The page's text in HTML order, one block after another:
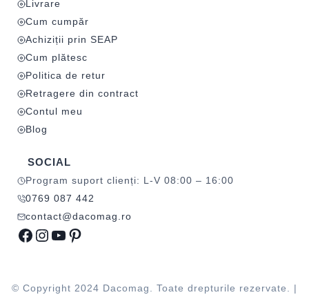
Livrare
Cum cumpăr
Achiziții prin SEAP
Cum plătesc
Politica de retur
Retragere din contract
Contul meu
Blog
SOCIAL
Program suport clienți: L-V 08:00 – 16:00
0769 087 442
contact@dacomag.ro
Facebook
Instagram
YouTube
Pinterest
© Copyright 2024 Dacomag. Toate drepturile rezervate. |